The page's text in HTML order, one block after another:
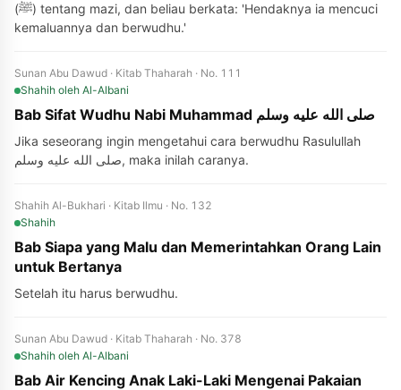
(ﷺ) tentang mazi, dan beliau berkata: 'Hendaknya ia mencuci
kemaluannya dan berwudhu.'
Sunan Abu Dawud · Kitab Thaharah · No. 111
Shahih oleh Al-Albani
Bab Sifat Wudhu Nabi Muhammad صلى الله عليه وسلم
Jika seseorang ingin mengetahui cara berwudhu Rasulullah
صلى الله عليه وسلم, maka inilah caranya.
Shahih Al-Bukhari · Kitab Ilmu · No. 132
Shahih
Bab Siapa yang Malu dan Memerintahkan Orang Lain
untuk Bertanya
Setelah itu harus berwudhu.
Sunan Abu Dawud · Kitab Thaharah · No. 378
Shahih oleh Al-Albani
Bab Air Kencing Anak Laki-Laki Mengenai Pakaian